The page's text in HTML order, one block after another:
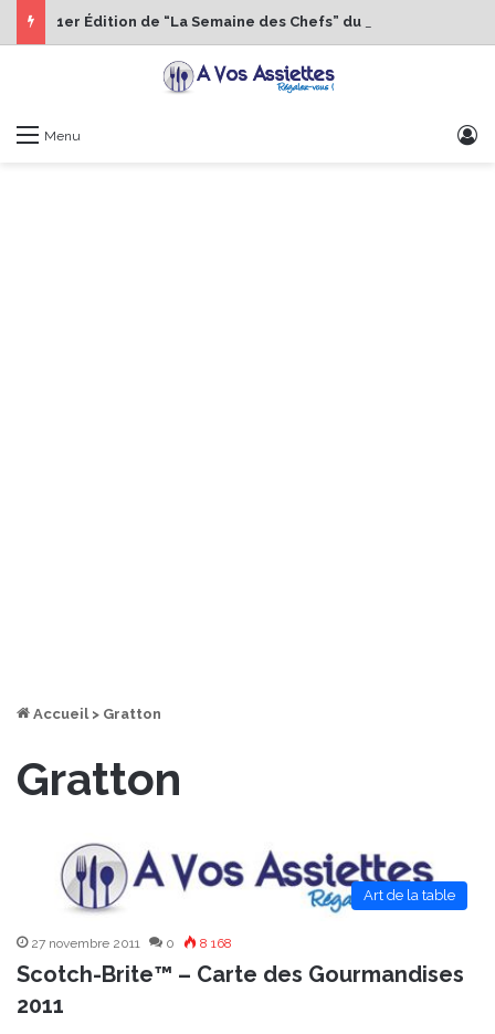
Menu
Accueil > Gratton
Gratton
Art de la table
27 novembre 2011 0 8 168
Scotch-Brite™ – Carte des Gourmandises
2011